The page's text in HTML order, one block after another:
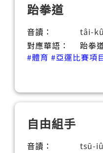
跆拳道
音讀：
tâi-
對應華語：
跆拳
#體育 #亞運比賽項
自由組手
音讀：
tsū-